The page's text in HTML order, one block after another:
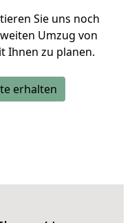
Sie uns noch
Umzug von
Ihnen zu planen.
erhalten